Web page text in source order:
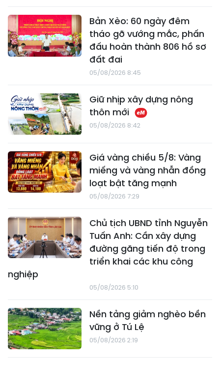
Bản Xèo: 60 ngày đêm
tháo gỡ vướng mắc, phấn
đấu hoàn thành 806 hồ sơ
đất đai
05/08/2026 8:45
Giữ nhịp xây dựng nông
thôn mới
05/08/2026 8:42
Giá vàng chiều 5/8: Vàng
miếng và vàng nhẫn đồng
loạt bật tăng mạnh
05/08/2026 7:29
Chủ tịch UBND tỉnh Nguyễn
Tuấn Anh: Cần xây dựng
đường găng tiến độ trong
triển khai các khu công
nghiệp
05/08/2026 5:10
Nền tảng giảm nghèo bền
vững ở Tú Lệ
05/08/2026 2:19